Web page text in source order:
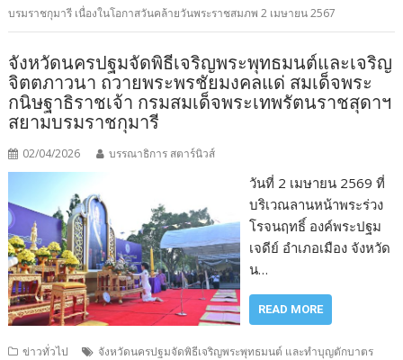
บรมราชกุมารี เนื่องในโอกาสวันคล้ายวันพระราชสมภพ 2 เมษายน 2567
จังหวัดนครปฐมจัดพิธีเจริญพระพุทธมนต์และเจริญ
จิตตภาวนา ถวายพระพรชัยมงคลแด่ สมเด็จพระ
กนิษฐาธิราชเจ้า กรมสมเด็จพระเทพรัตนราชสุดาฯ
สยามบรมราชกุมารี
02/04/2026 บรรณาธิการ สตาร์นิวส์
วันที่ 2 เมษายน 2569 ที่
บริเวณลานหน้าพระร่วง
โรจนฤทธิ์ องค์พระปฐม
เจดีย์ อำเภอเมือง จังหวัด
น…
READ MORE
ข่าวทั่วไป
จังหวัดนครปฐมจัดพิธีเจริญพระพุทธมนต์ และทำบุญตักบาตร